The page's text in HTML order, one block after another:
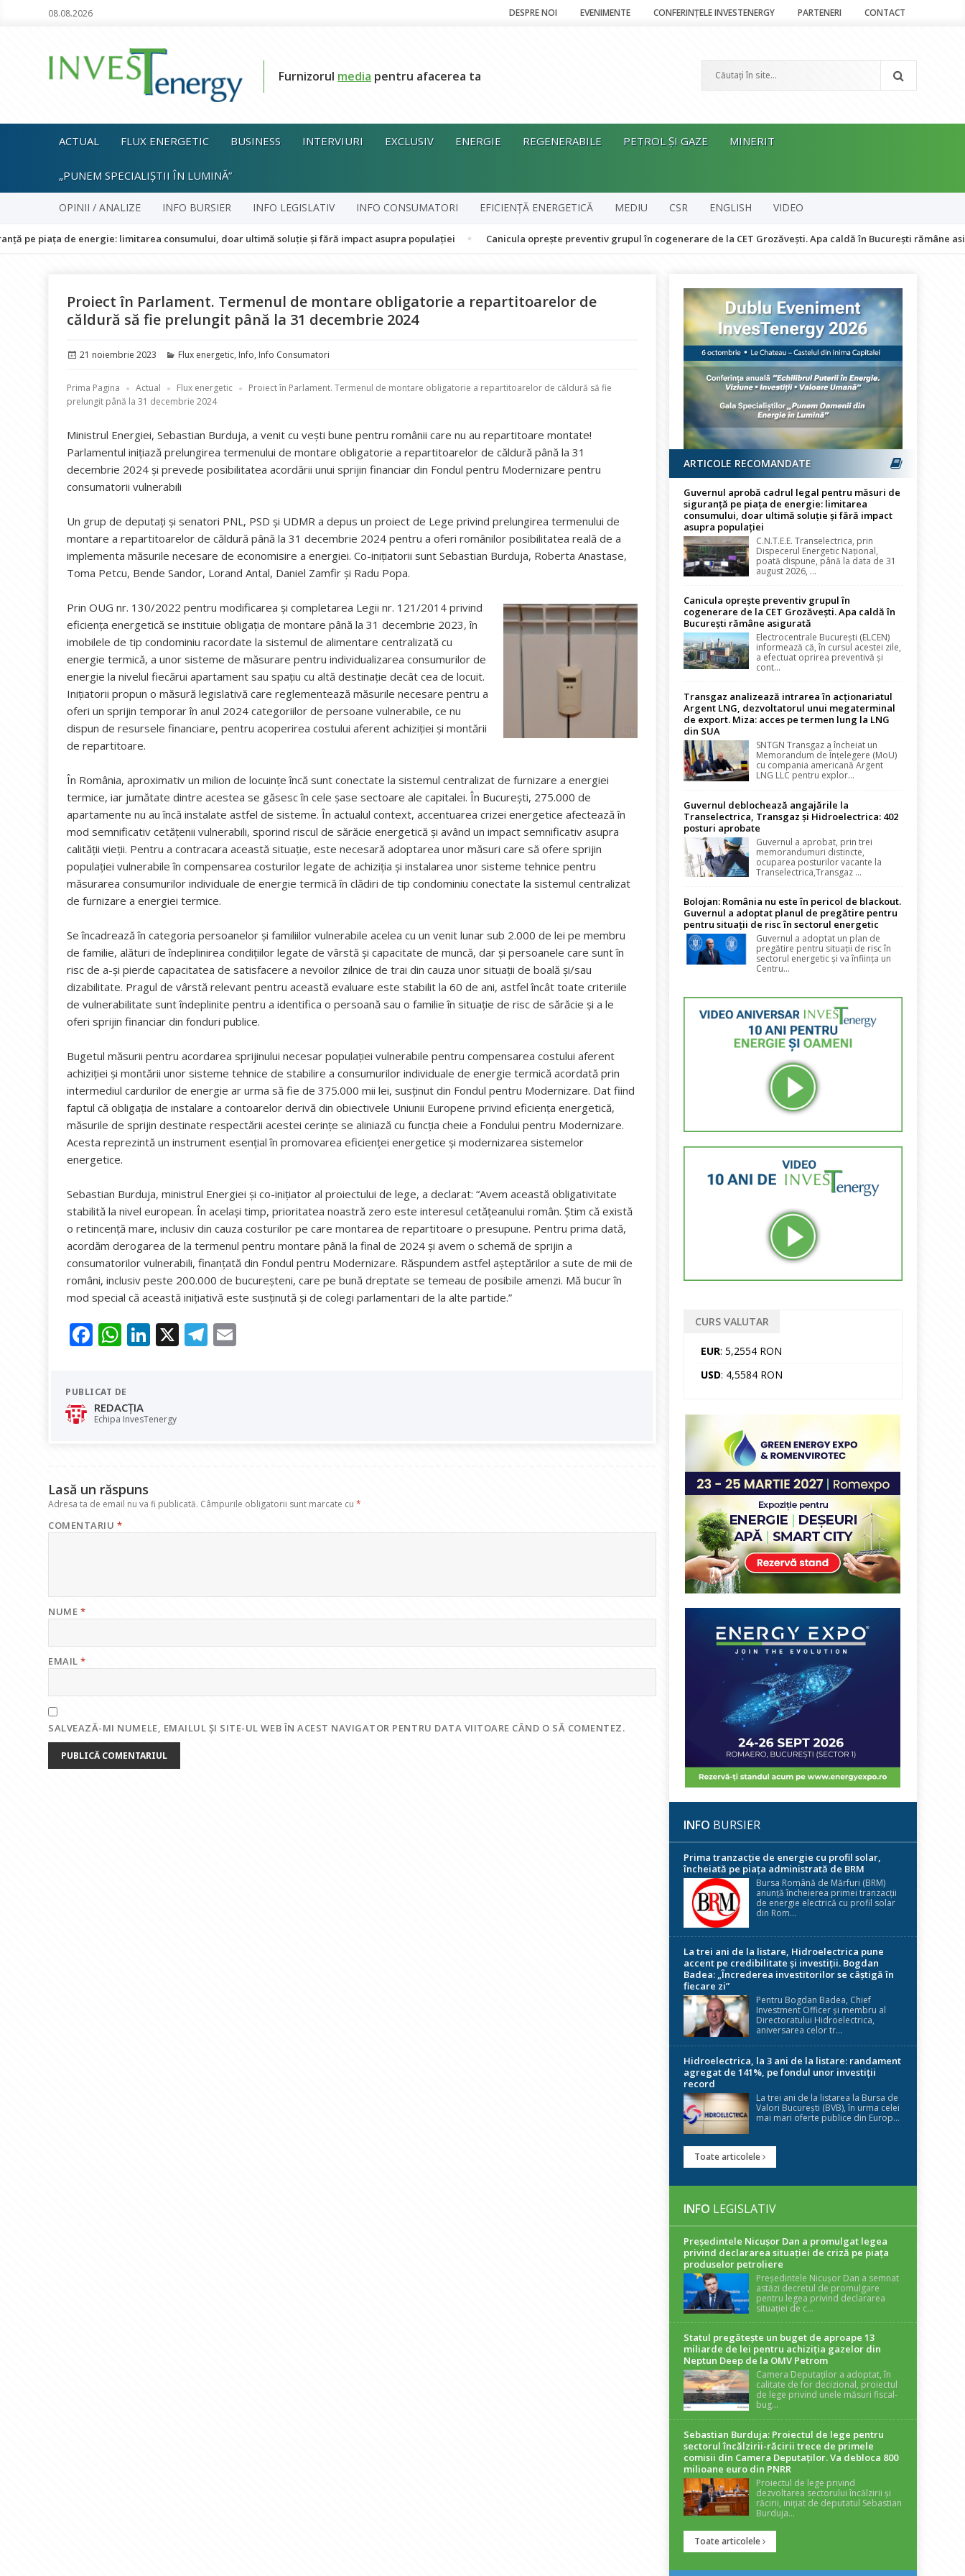
08.08.2026 DESPRE NOI EVENIMENTE CONFERINȚELE INVESTENERGY PARTENERI CONTACT
Furnizorul media pentru afacerea ta
ACTUAL FLUX ENERGETIC BUSINESS INTERVIURI EXCLUSIV ENERGIE REGENERABILE PETROL ȘI GAZE MINERIT
„PUNEM SPECIALIȘTII ÎN LUMINĂ”
OPINII / ANALIZE INFO BURSIER INFO LEGISLATIV INFO CONSUMATORI EFICIENȚĂ ENERGETICĂ MEDIU CSR ENGLISH VIDEO
de energie: limitarea consumului, doar ultimă soluție și fără impact asupra populației Canicula oprește preventiv grupul în cogenerare de la CET Grozăvești. Apa caldă în București rămâne asigurată
Proiect în Parlament. Termenul de montare obligatorie a repartitoarelor de
căldură să fie prelungit până la 31 decembrie 2024
Publicat
21 noiembrie 2023 Categorii
Flux energetic, Info, Info Consumatori
Prima Pagina Actual Flux energetic
Proiect în Parlament. Termenul de montare obligatorie a repartitoarelor de căldură să fie
prelungit până la 31 decembrie 2024
Ministrul Energiei, Sebastian Burduja, a venit cu vești bune pentru românii care nu au repartitoare montate!
Parlamentul inițiază prelungirea termenului de montare obligatorie a repartitoarelor de căldură până la 31
decembrie 2024 și prevede posibilitatea acordării unui sprijin financiar din Fondul pentru Modernizare pentru
consumatorii vulnerabili
Un grup de deputați și senatori PNL, PSD și UDMR a depus un proiect de Lege privind prelungirea termenului de
montare a repartitoarelor de căldură până la 31 decembrie 2024 pentru a oferi românilor posibilitatea reală de a
implementa măsurile necesare de economisire a energiei. Co-inițiatorii sunt Sebastian Burduja, Roberta Anastase,
Toma Petcu, Bende Sandor, Lorand Antal, Daniel Zamfir și Radu Popa.
Prin OUG nr. 130/2022 pentru modificarea și completarea Legii nr. 121/2014 privind
eficienţa energetică se instituie obligația de montare până la 31 decembrie 2023, în
imobilele de tip condominiu racordate la sistemul de alimentare centralizată cu
energie termică, a unor sisteme de măsurare pentru individualizarea consumurilor de
energie la nivelul fiecărui apartament sau spaţiu cu altă destinaţie decât cea de locuit.
Inițiatorii propun o măsură legislativă care reglementează măsurile necesare pentru a
oferi un sprijin temporar în anul 2024 categoriilor de persoane vulnerabile, ce nu
dispun de resursele financiare, pentru acoperirea costului aferent achiziției și montării
de repartitoare.
În România, aproximativ un milion de locuințe încă sunt conectate la sistemul centralizat de furnizare a energiei
termice, iar jumătate dintre acestea se găsesc în cele șase sectoare ale capitalei. În București, 275.000 de
apartamente nu au încă instalate astfel de sisteme. În actualul context, accentuarea crizei energetice afectează în
mod semnificativ cetățenii vulnerabili, sporind riscul de sărăcie energetică și având un impact semnificativ asupra
calității vieții. Pentru a contracara această situație, este necesară adoptarea unor măsuri care să ofere sprijin
populației vulnerabile în compensarea costurilor legate de achiziția și instalarea unor sisteme tehnice pentru
măsurarea consumurilor individuale de energie termică în clădiri de tip condominiu conectate la sistemul centralizat
de furnizare a energiei termice.
Se încadrează în categoria persoanelor și familiilor vulnerabile acelea cu un venit lunar sub 2.000 de lei pe membru
de familie, alături de îndeplinirea condițiilor legate de vârstă și capacitate de muncă, dar și persoanele care sunt în
risc de a-și pierde capacitatea de satisfacere a nevoilor zilnice de trai din cauza unor situații de boală și/sau
dizabilitate. Pragul de vârstă relevant pentru această evaluare este stabilit la 60 de ani, astfel încât toate criteriile
de vulnerabilitate sunt îndeplinite pentru a identifica o persoană sau o familie în situație de risc de sărăcie și a le
oferi sprijin financiar din fonduri publice.
Bugetul măsurii pentru acordarea sprijinului necesar populației vulnerabile pentru compensarea costului aferent
achiziției și montării unor sisteme tehnice de stabilire a consumurilor individuale de energie termică acordată prin
intermediul cardurilor de energie ar urma să fie de 375.000 mii lei, susținut din Fondul pentru Modernizare. Dat fiind
faptul că obligația de instalare a contoarelor derivă din obiectivele Uniunii Europene privind eficiența energetică,
măsurile de sprijin destinate respectării acestei cerințe se aliniază cu funcția cheie a Fondului pentru Modernizare.
Acesta reprezintă un instrument esențial în promovarea eficienței energetice și modernizarea sistemelor
energetice.
Sebastian Burduja, ministrul Energiei și co-inițiator al proiectului de lege, a declarat: “Avem această obligativitate
stabilită la nivel european. În același timp, prioritatea noastră zero este interesul cetățeanului român. Știm că există
o retincență mare, inclusiv din cauza costurilor pe care montarea de repartitoare o presupune. Pentru prima dată,
acordăm derogarea de la termenul pentru montare până la final de 2024 și avem o schemă de sprijin a
consumatorilor vulnerabili, finanțată din Fondul pentru Modernizare. Răspundem astfel așteptărilor a sute de mii de
români, inclusiv peste 200.000 de bucureșteni, care pe bună dreptate se temeau de posibile amenzi. Mă bucur în
mod special că această inițiativă este susținută și de colegi parlamentari de la alte partide.”
F
e
b
o
W
at
s
A
Li
dI
X T
PUBLICAT DE
REDACȚIA
Echipa InvesTenergy
Lasă un răspuns
Adresa ta de email nu va fi publicată. Câmpurile obligatorii sunt marcate cu*
COMENTARIU *
NUME *
EMAIL*
SALVEAZĂ-MI NUMELE, EMAILUL ȘI SITE-UL WEB ÎN ACEST NAVIGATOR PENTRU DATA VIITOARE CÂND O SĂ COMENTEZ.
ARTICOLE RECOMANDATE
Guvernul aprobă cadrul legal pentru măsuri de
siguranță pe piața de energie: limitarea
consumului, doar ultimă soluție și fără impact
asupra populației
C.N.T.E.E. Transelectrica, prin
Dispecerul Energetic Național,
poată dispune, până la data de 31
august 2026, ...
Canicula oprește preventiv grupul în
cogenerare de la CET Grozăvești. Apa caldă în
București rămâne asigurată
Electrocentrale București (ELCEN)
informează că, în cursul acestei zile,
a efectuat oprirea preventivă și
cont...
Transgaz analizează intrarea în acționariatul
Argent LNG, dezvoltatorul unui megaterminal
de export. Miza: acces pe termen lung la LNG
din SUA
SNTGN Transgaz a încheiat un
Memorandum de Înțelegere (MoU)
cu compania americană Argent
LNG LLC pentru explor...
Guvernul deblochează angajările la
Transelectrica, Transgaz și Hidroelectrica: 402
posturi aprobate
Guvernul a aprobat, prin trei
memorandumuri distincte,
ocuparea posturilor vacante la
Transelectrica,Transgaz ...
Bolojan: România nu este în pericol de blackout.
Guvernul a adoptat planul de pregătire pentru
pentru situații de risc în sectorul energetic
Guvernul a adoptat un plan de
pregătire pentru situații de risc în
sectorul energetic și va înființa un
Centru...
CURS VALUTAR
EUR: 5,2554 RON
USD: 4,5584 RON
INFO BURSIER
Prima tranzacție de energie cu profil solar,
încheiată pe piața administrată de BRM
Bursa Română de Mărfuri (BRM)
anunță încheierea primei tranzacții
de energie electrică cu profil solar
din Rom...
La trei ani de la listare, Hidroelectrica pune
accent pe credibilitate și investiții. Bogdan
Badea: „Încrederea investitorilor se câștigă în
fiecare zi”
Pentru Bogdan Badea, Chief
Investment Officer și membru al
Directoratului Hidroelectrica,
aniversarea celor tr...
Hidroelectrica, la 3 ani de la listare: randament
agregat de 141%, pe fondul unor investiții
record
La trei ani de la listarea la Bursa de
Valori București (BVB), în urma celei
mai mari oferte publice din Europ...
Toate articolele
INFO LEGISLATIV
Președintele Nicuşor Dan a promulgat legea
privind declararea situaţiei de criză pe piaţa
produselor petroliere
Președintele Nicușor Dan a semnat
astăzi decretul de promulgare
pentru legea privind declararea
situației de c...
Statul pregătește un buget de aproape 13
miliarde de lei pentru achiziția gazelor din
Neptun Deep de la OMV Petrom
Camera Deputaților a adoptat, în
calitate de for decizional, proiectul
de lege privind unele măsuri fiscal-
bug...
Sebastian Burduja: Proiectul de lege pentru
sectorul încălzirii-răcirii trece de primele
comisii din Camera Deputaților. Va debloca 800
milioane euro din PNRR
Proiectul de lege privind
dezvoltarea sectorului încălzirii și
răcirii, inițiat de deputatul Sebastian
Burduja...
Toate articolele